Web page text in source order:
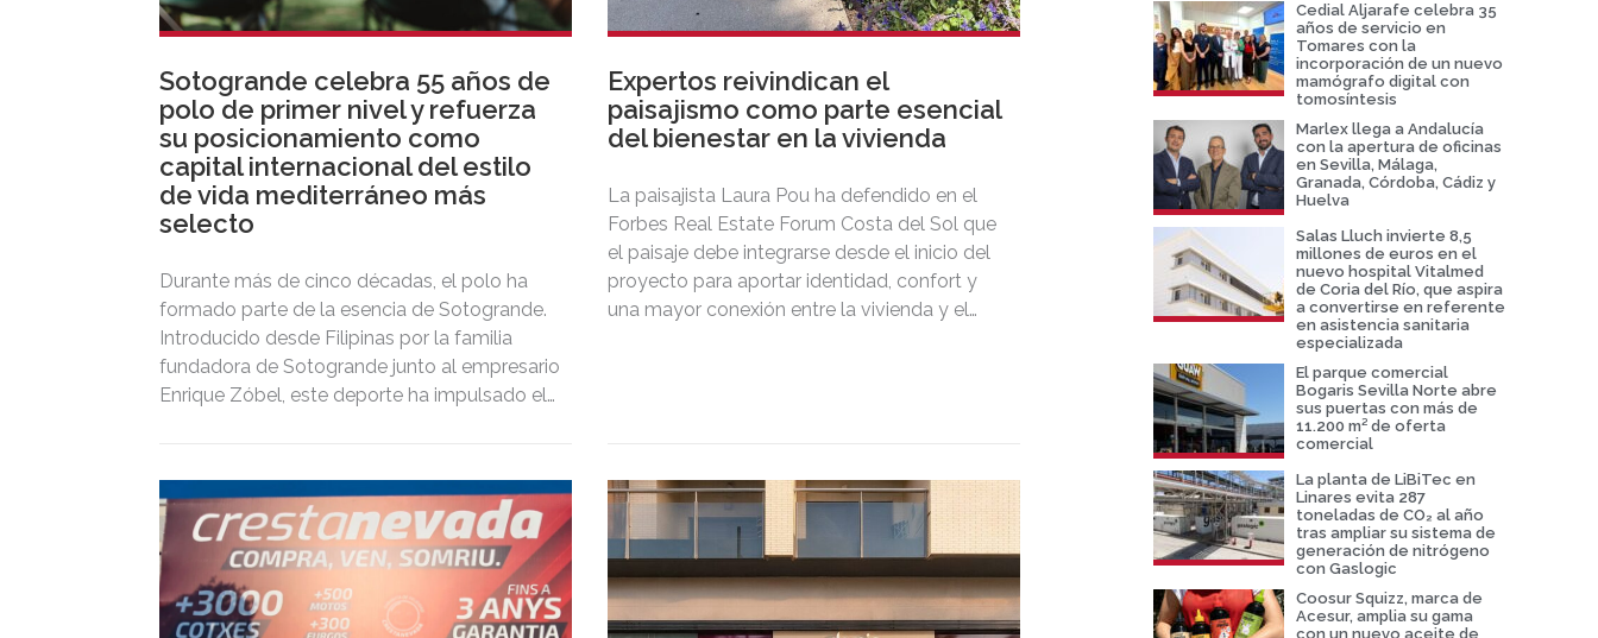
Sotogrande celebra 55 años de
polo de primer nivel y refuerza
su posicionamiento como
capital internacional del estilo
de vida mediterráneo más
selecto
Durante más de cinco décadas, el polo ha
formado parte de la esencia de Sotogrande.
Introducido desde Filipinas por la familia
fundadora de Sotogrande junto al empresario
Enrique Zóbel, este deporte ha impulsado el
polo y del estilo de vida mediterráneo,
reuniendo cada verano deporte de élite,
tradición, gastronomía y una exclusiva
agenda social.
Expertos reivindican el
paisajismo como parte esencial
del bienestar en la vivienda
La paisajista Laura Pou ha defendido en el
Forbes Real Estate Forum Costa del Sol que
el paisaje debe integrarse desde el inicio del
proyecto para aportar identidad, confort y
una mayor conexión entre la vivienda y el
Cedial Aljarafe celebra 35
años de servicio en
Tomares con la
incorporación de un nuevo
mamógrafo digital con
tomosíntesis
Marlex llega a Andalucía
con la apertura de oficinas
en Sevilla, Málaga,
Granada, Córdoba, Cádiz y
Huelva
Salas Lluch invierte 8,5
millones de euros en el
nuevo hospital Vitalmed
de Coria del Río, que aspira
a convertirse en referente
en asistencia sanitaria
especializada
El parque comercial
Bogaris Sevilla Norte abre
sus puertas con más de
11.200 m² de oferta
comercial
La planta de LiBiTec en
Linares evita 287
toneladas de CO₂ al año
tras ampliar su sistema de
generación de nitrógeno
con Gaslogic
Coosur Squizz, marca de
Acesur, amplia su gama
con un nuevo aceite de